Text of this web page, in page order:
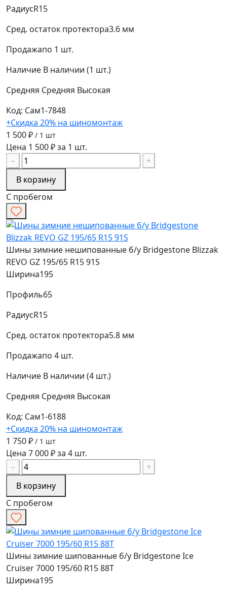
РадиусR15
Сред. остаток протектора3.6 мм
Продажапо 1 шт.
Наличие В наличии (1 шт.)
Средняя Средняя Высокая
Код: Сам1-7848
+Скидка 20% на шиномонтаж
1 500 ₽ / 1 шт
Цена 1 500 ₽ за 1 шт.
−
+
В корзину
С пробегом
Шины зимние нешипованные б/у Bridgestone Blizzak
REVO GZ 195/65 R15 91S
Ширина195
Профиль65
РадиусR15
Сред. остаток протектора5.8 мм
Продажапо 4 шт.
Наличие В наличии (4 шт.)
Средняя Средняя Высокая
Код: Сам1-6188
+Скидка 20% на шиномонтаж
1 750 ₽ / 1 шт
Цена 7 000 ₽ за 4 шт.
−
+
В корзину
С пробегом
Шины зимние шипованные б/у Bridgestone Ice
Cruiser 7000 195/60 R15 88T
Ширина195